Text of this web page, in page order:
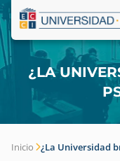
¿LA
Inicio ¿La Universidad